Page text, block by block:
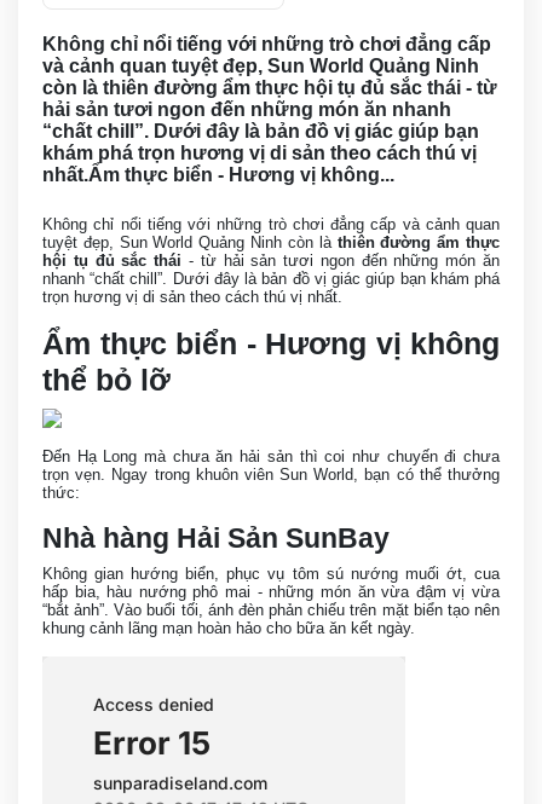
Không chỉ nổi tiếng với những trò chơi đẳng cấp
và cảnh quan tuyệt đẹp, Sun World Quảng Ninh
còn là thiên đường ẩm thực hội tụ đủ sắc thái - từ
hải sản tươi ngon đến những món ăn nhanh
“chất chill”. Dưới đây là bản đồ vị giác giúp bạn
khám phá trọn hương vị di sản theo cách thú vị
nhất.Ẩm thực biển - Hương vị không...
Không chỉ nổi tiếng với những trò chơi đẳng cấp và cảnh quan
tuyệt đẹp, Sun World Quảng Ninh còn là thiên đường ẩm thực
hội tụ đủ sắc thái - từ hải sản tươi ngon đến những món ăn
nhanh “chất chill”. Dưới đây là bản đồ vị giác giúp bạn khám phá
trọn hương vị di sản theo cách thú vị nhất.
Ẩm thực biển - Hương vị không
thể bỏ lỡ
Đến Hạ Long mà chưa ăn hải sản thì coi như chuyến đi chưa
trọn vẹn. Ngay trong khuôn viên Sun World, bạn có thể thưởng
thức:
Nhà hàng Hải Sản SunBay
Không gian hướng biển, phục vụ tôm sú nướng muối ớt, cua
hấp bia, hàu nướng phô mai - những món ăn vừa đậm vị vừa
“bắt ảnh”. Vào buổi tối, ánh đèn phản chiếu trên mặt biển tạo nên
khung cảnh lãng mạn hoàn hảo cho bữa ăn kết ngày.